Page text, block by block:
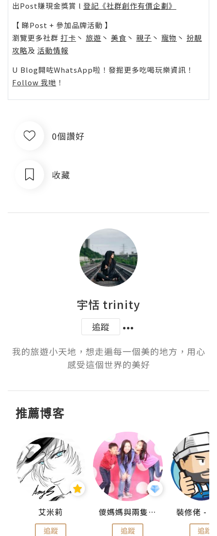
出Post賺現金獎賞 l 登記《社群創作有價企劃》
【 睇Post + 參加品牌活動 】
瀏覽更多社群 打卡 丶 旅遊 丶 美食 丶 親子 丶 寵物 丶 扮靚
攻略及 活動情報
U Blog開咗WhatsApp啦！發掘更多吃喝玩樂資訊！
Follow 我哋 ！
0個讚好
收藏
宇恬 trinity
追蹤
我的旅遊小天地，想走遍每一個美的地方，用心
感受這個世界的美好
推薦博客
艾米莉
追蹤
儍媽媽與兩隻小魔怪之家
追蹤 追蹤